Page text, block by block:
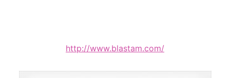
http://www.blastam.com/